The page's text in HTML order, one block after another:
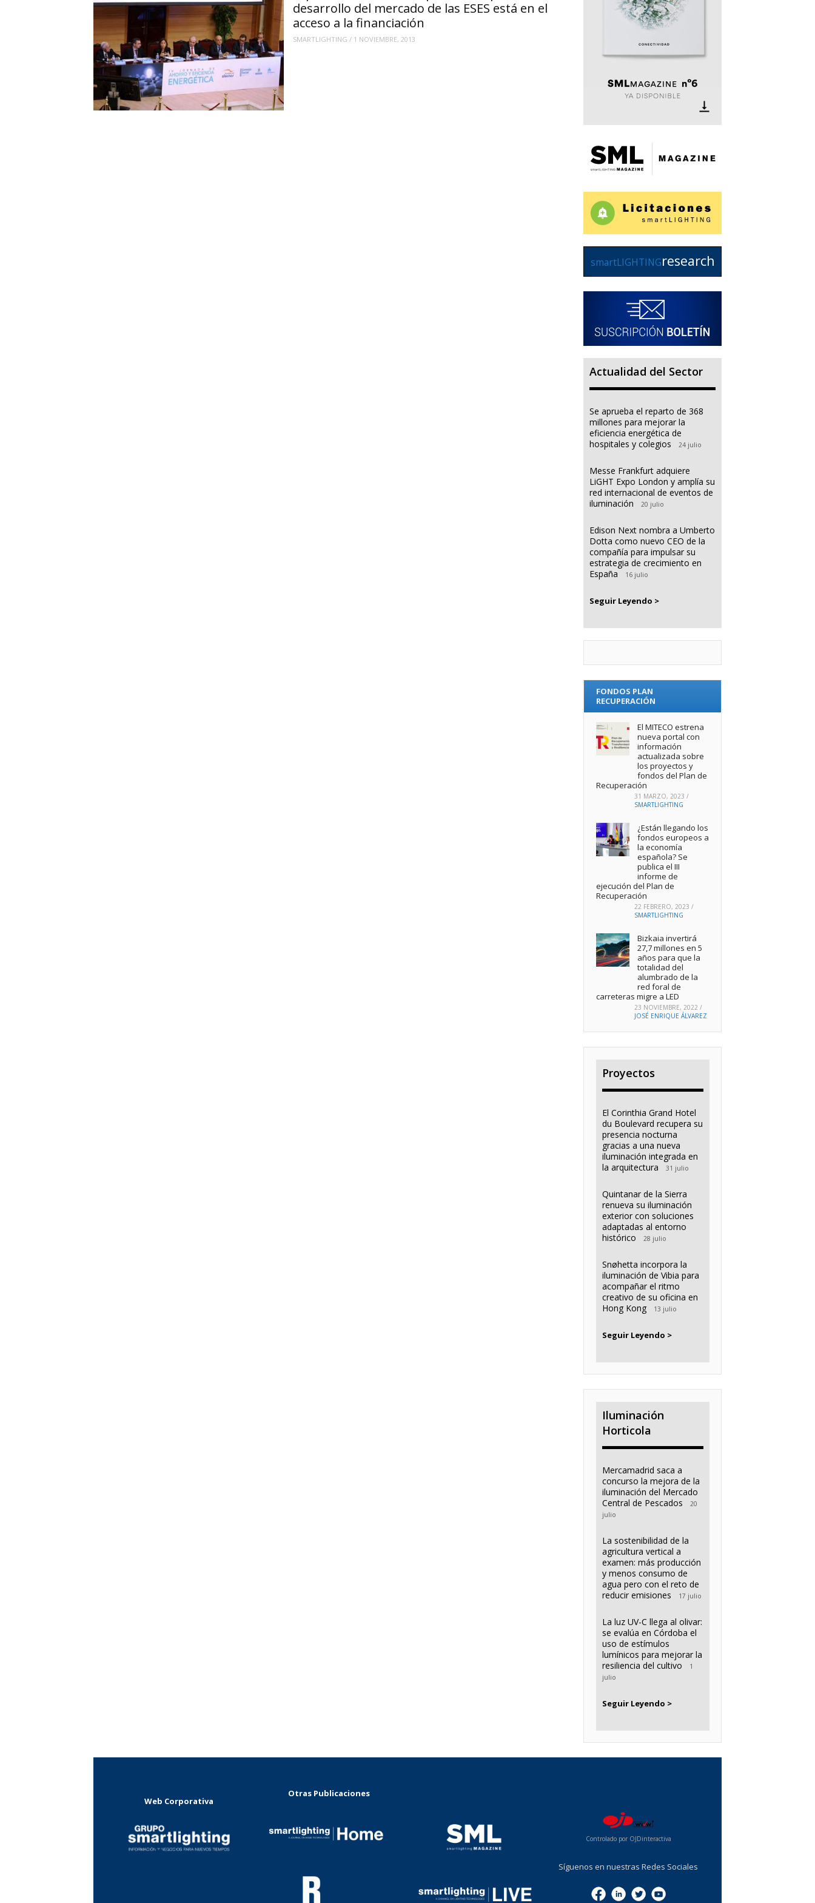
desarrollo del mercado de las ESES está en el
acceso a la financiación
SMARTLIGHTING / 1 NOVIEMBRE, 2013
smartLIGHTINGresearch
Actualidad del Sector
Se aprueba el reparto de 368
millones para mejorar la
eficiencia energética de
hospitales y colegios
24 julio
Messe Frankfurt adquiere
LiGHT Expo London y amplía su
red internacional de eventos de
iluminación
20 julio
Edison Next nombra a Umberto
Dotta como nuevo CEO de la
compañía para impulsar su
estrategia de crecimiento en
España
16 julio
Seguir Leyendo >
FONDOS PLAN
RECUPERACIÓN
El MITECO estrena
nueva portal con
información
actualizada sobre
los proyectos y
fondos del Plan de
Recuperación
31 MARZO, 2023 /
SMARTLIGHTING
¿Están llegando los
fondos europeos a
la economía
española? Se
publica el III
informe de
ejecución del Plan de
Recuperación
22 FEBRERO, 2023 /
SMARTLIGHTING
Bizkaia invertirá
27,7 millones en 5
años para que la
totalidad del
alumbrado de la
red foral de
carreteras migre a LED
23 NOVIEMBRE, 2022 /
JOSÉ ENRIQUE ÁLVAREZ
Proyectos
El Corinthia Grand Hotel
du Boulevard recupera su
presencia nocturna
gracias a una nueva
iluminación integrada en
la arquitectura
31 julio
Quintanar de la Sierra
renueva su iluminación
exterior con soluciones
adaptadas al entorno
histórico
28 julio
Snøhetta incorpora la
iluminación de Vibia para
acompañar el ritmo
creativo de su oficina en
Hong Kong
13 julio
Seguir Leyendo >
Iluminación
Horticola
Mercamadrid saca a
concurso la mejora de la
iluminación del Mercado
Central de Pescados
20
julio
La sostenibilidad de la
agricultura vertical a
examen: más producción
y menos consumo de
agua pero con el reto de
reducir emisiones
17 julio
La luz UV-C llega al olivar:
se evalúa en Córdoba el
uso de estímulos
lumínicos para mejorar la
resiliencia del cultivo
1
julio
Seguir Leyendo >
Web Corporativa
Otras Publicaciones
Controlado por OJDinteractiva
Síguenos en nuestras Redes Sociales